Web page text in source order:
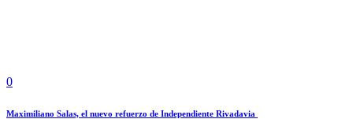
0
Maximiliano Salas, el nuevo refuerzo de Independiente Rivadavia